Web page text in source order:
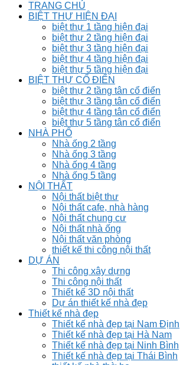
TRANG CHỦ
BIỆT THỰ HIỆN ĐẠI
biệt thự 1 tầng hiện đại
biệt thự 2 tầng hiện đại
biệt thự 3 tầng hiện đại
biệt thự 4 tầng hiện đại
biệt thự 5 tầng hiện đại
BIỆT THỰ CỔ ĐIỂN
biệt thự 2 tầng tân cổ điển
biệt thự 3 tầng tân cổ điển
biệt thự 4 tầng tân cổ điển
biệt thự 5 tầng tân cổ điển
NHÀ PHỐ
Nhà ống 2 tầng
Nhà ống 3 tầng
Nhà ống 4 tầng
Nhà ống 5 tầng
NỘI THẤT
Nội thất biệt thư
Nội thất cafe, nhà hàng
Nội thất chung cư
Nội thất nhà ống
Nội thất văn phòng
thiết kế thi công nội thất
DỰ ÁN
Thi công xây dựng
Thi công nội thất
Thiết kế 3D nội thất
Dự án thiết kế nhà đẹp
Thiết kế nhà đẹp
Thiết kế nhà đẹp tại Nam Định
Thiết kế nhà đẹp tại Hà Nam
Thiết kế nhà đẹp tại Ninh Bình
Thiết kế nhà đẹp tại Thái Bình